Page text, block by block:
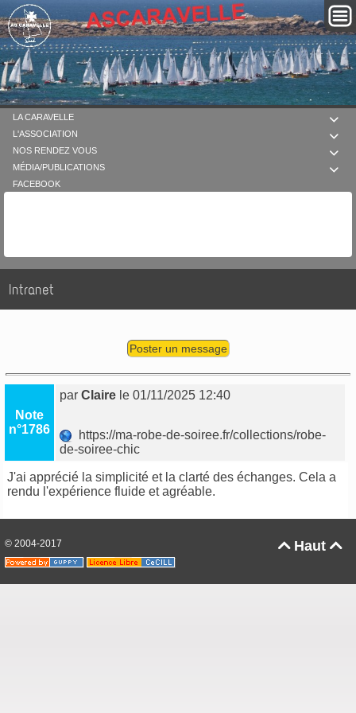

LA CARAVELLE

L'ASSOCIATION

NOS RENDEZ VOUS

MÉDIA/PUBLICATIONS
FACEBOOK
Intranet
Poster un message
Note
n°1786
parClaire le 01/11/2025 12:40
https://ma-robe-de-soiree.fr/collections/robe-
de-soiree-chic
J'ai apprécié la simplicité et la clarté des échanges. Cela a
rendu l'expérience fluide et agréable.
Haut 
© 2004-2017